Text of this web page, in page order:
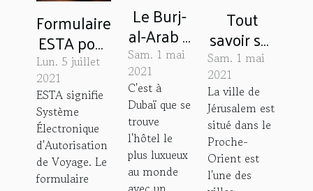
Formulaire
ESTA pour
un voyage
sans visa
aux États-
Unis
Lun. 5 juillet
2021
ESTA signifie
Système
Électronique
d'Autorisation
de Voyage. Le
formulaire
Le Burj-
al-Arab à
Dubaï
est
l'hôtel le
plus
luxueux
au
monde
Sam. 1 mai
2021
C'est à
Dubaï que se
trouve
l'hôtel le
plus luxueux
au monde
Tout
savoir sur
le
tourisme
à
Jérusalem
Sam. 1 mai
2021
La ville de
Jérusalem est
situé dans le
Proche-
Orient est
l'une des